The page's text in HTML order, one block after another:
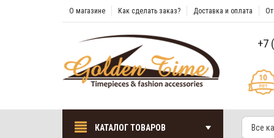
О магазине Как сделать заказ? Доставка и оплата
+7
КАТАЛОГ ТОВАРОВ Все